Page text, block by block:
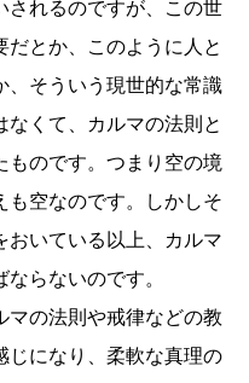
されるのですが、この世
だとか、このように人と
、そういう現世的な常識
くて、カルマの法則と
ものです。つまり空の境
も空なのです。しかしそ
おいている以上、カルマ
らないのです。
の法則や戒律などの教
じになり、柔軟な真理の